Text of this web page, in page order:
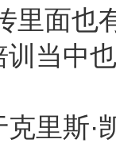
里面也
当中
里斯·